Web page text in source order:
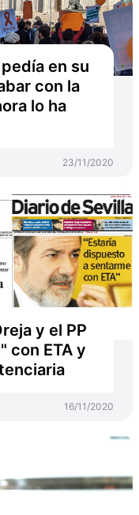
en su
con la
lo ha
23/11/2020
y el PP
con ETA y
16/11/2020